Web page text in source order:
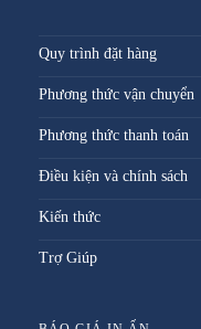
Quy trình đặt hàng
Phương thức vận chuyển
Phương thức thanh toán
Điều kiện và chính sách
Kiến thức
Trợ Giúp